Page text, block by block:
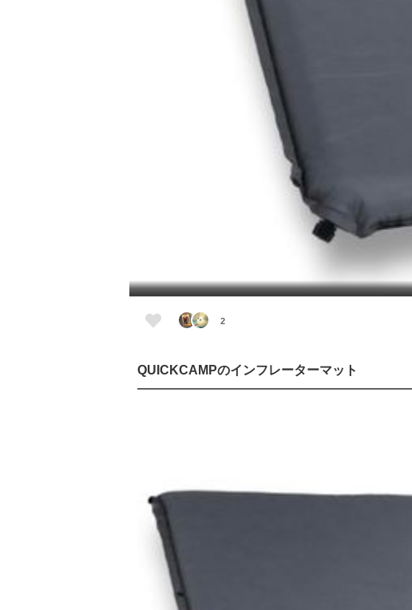
2
QUICKCAMPのインフレーターマット